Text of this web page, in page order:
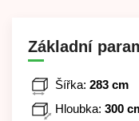
Základní
Šířka: 283 cm
Hloubka: 300